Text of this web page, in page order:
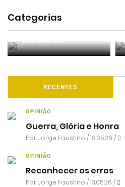
Categorias
Entrevistas
RECENTES
OPINIÃO
Guerra, Glória e Honra
PorJorge Faustino / 18.05.26 /
OPINIÃO
Reconhecer os erros
PorJorge Faustino / 13.05.26 /